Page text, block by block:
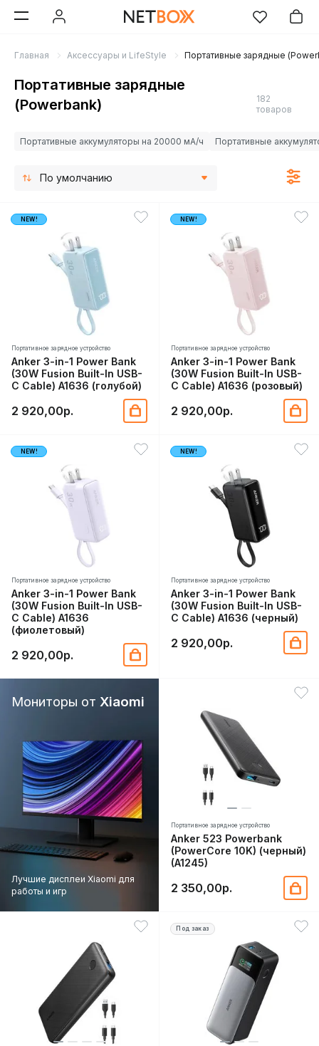
Главная Аксессуары и LifeStyle Портативные зарядные
Портативные зарядные
(Powerbank)
182
товаров
Портативные аккумуляторы на 20000 мА/ч Портативные
По умолчанию
NEW!
Портативное зарядное устройство
Anker 3-in-1 Power Bank
(30W Fusion Built-In USB-
C Cable) A1636 (голубой)
2 920,00р.
NEW!
Портативное зарядное устройство
Anker 3-in-1 Power Bank
(30W Fusion Built-In USB-
C Cable) A1636 (розовый)
2 920,00р.
NEW!
Портативное зарядное устройство
Anker 3-in-1 Power Bank
(30W Fusion Built-In USB-
C Cable) A1636
(фиолетовый)
2 920,00р.
NEW!
Портативное зарядное устройство
Anker 3-in-1 Power Bank
(30W Fusion Built-In USB-
C Cable) A1636 (черный)
2 920,00р.
Мониторы от Xiaomi
Лучшие дисплеи Xiaomi для
работы и игр
Портативное зарядное устройство
Anker 523 Powerbank
(PowerCore 10K) (черный)
(A1245)
2 350,00р.
Под заказ